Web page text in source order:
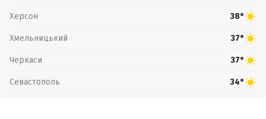
Херсон 38°
Хмельницький 37°
Черкаси 37°
Севастополь 34°